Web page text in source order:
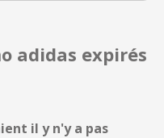
adidas expirés
il y n'y a pas